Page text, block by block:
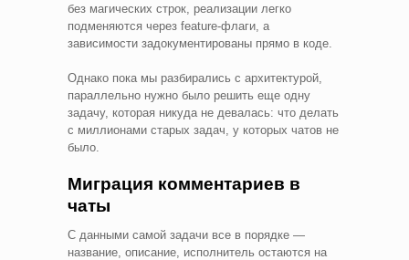
без магических строк, реализации легко
подменяются через feature-флаги, а
зависимости задокументированы прямо в коде.
Однако пока мы разбирались с архитектурой,
параллельно нужно было решить еще одну
задачу, которая никуда не девалась: что делать
с миллионами старых задач, у которых чатов не
было.
Миграция комментариев в
чаты
С данными самой задачи все в порядке —
название, описание, исполнитель остаются на